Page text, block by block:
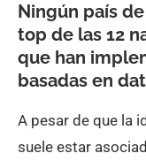
Ningún país
top de las 12
que han
basadas en
A pesar de que la
suele estar